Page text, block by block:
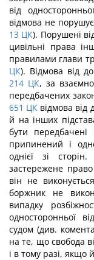
від
відмова не
13 ЦК). Порушені
цивільні права
правилами глави
ЦК). Відмова від
214 ЦК, за
передбачених
651 ЦК відмова від
й на інших
бути
припинений і
однієї зі
застережене
він не
боржник не
випадку
односторонньої
судом (див.
на те, що свобода
і в тому разі, якщо